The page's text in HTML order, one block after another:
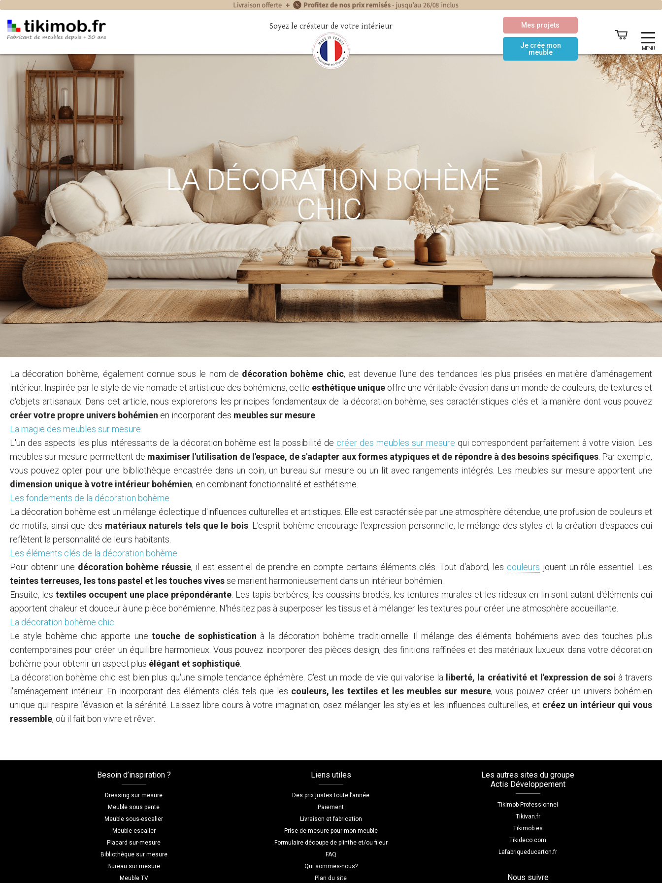
MENU
Mes projets
Je crée mon
meuble
Soyez le créateur de votre intérieur
La décoration bohème chic : un souffle d’évasion et de liberté dans votre intérieur
LA DÉCORATION BOHÈME
CHIC
La décoration bohème, également connue sous le nom de décoration bohème chic, est devenue l'une des tendances les plus prisées en matière d'aménagement
intérieur. Inspirée par le style de vie nomade et artistique des bohémiens, cette esthétique unique offre une véritable évasion dans un monde de couleurs, de textures et
d'objets artisanaux. Dans cet article, nous explorerons les principes fondamentaux de la décoration bohème, ses caractéristiques clés et la manière dont vous pouvez
créer votre propre univers bohémien en incorporant des meubles sur mesure
La magie des meubles sur mesure
L'un des aspects les plus intéressants de la décoration bohème est la possibilité de créer des meubles sur mesure qui correspondent parfaitement à votre vision. Les
meubles sur mesure permettent de maximiser l'utilisation de l'espace, de s'adapter aux formes atypiques et de répondre à des besoins spécifiques. Par exemple,
vous pouvez opter pour une bibliothèque encastrée dans un coin, un bureau sur mesure ou un lit avec rangements intégrés. Les meubles sur mesure apportent une
dimension unique à votre intérieur bohémien, en combinant fonctionnalité et esthétisme.
Les fondements de la décoration bohème
La décoration bohème est un mélange éclectique d'influences culturelles et artistiques. Elle est caractérisée par une atmosphère détendue, une profusion de couleurs et
de motifs, ainsi que des matériaux naturels tels que le bois. L'esprit bohème encourage l'expression personnelle, le mélange des styles et la création d'espaces qui
reflètent la personnalité de leurs habitants.
Les éléments clés de la décoration bohème
Pour obtenir une décoration bohème réussie, il est essentiel de prendre en compte certains éléments clés. Tout d'abord, les couleurs jouent un rôle essentiel. Les
teintes terreuses, les tons pastel et les touches vivesse marient harmonieusement dans un intérieur bohémien.
Ensuite, les textiles occupent une place prépondérante . Les tapis berbères, les coussins brodés, les tentures murales et les rideaux en lin sont autant d'éléments qui
apportent chaleur et douceur à une pièce bohémienne. N'hésitez pas à superposer les tissus et à mélanger les textures pour créer une atmosphère accueillante.
La décoration bohème chic
Le style bohème chic apporte unetouche de sophistication à la décoration bohème traditionnelle. Il mélange des éléments bohémiens avec des touches plus
contemporaines pour créer un équilibre harmonieux. Vous pouvez incorporer des pièces design, des finitions raffinées et des matériaux luxueux dans votre décoration
bohème pour obtenir un aspect plus élégant et sophistiqué
La décoration bohème chic est bien plus qu'une simple tendance éphémère. C'est un mode de vie qui valorise la liberté, la créativité et l'expression de soi à travers
l'aménagement intérieur. En incorporant des éléments clés tels que les couleurs, les textiles et les meubles sur mesure, vous pouvez créer un univers bohémien
unique qui respire l'évasion et la sérénité. Laissez libre cours à votre imagination, osez mélanger les styles et les influences culturelles, et créez un intérieur qui vous
ressemble, où il fait bon vivre et rêver.
Besoin d’inspiration ?
Dressing sur mesure
Meuble sous pente
Meuble sous-escalier
Meuble escalier
Placard sur-mesure
Bibliothèque sur mesure
Bureau sur mesure
Meuble TV
Liens utiles
Des prix justes toute l’année
Paiement
Livraison et fabrication
Prise de mesure pour mon meuble
Formulaire découpe de plinthe et/ou fileur
FAQ
Qui sommes-nous?
Plan du site
Les autres sites du groupe
Actis Développement
Tikimob Professionnel
Tikivan.fr
Tikimob.es
Tikideco.com
Lafabriqueducarton.fr
Nous suivre